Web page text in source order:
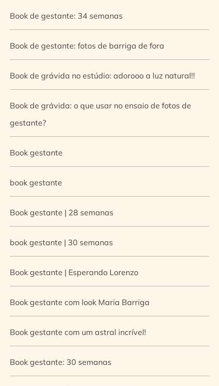
Book de gestante: 34 semanas
Book de gestante: fotos de barriga de fora
Book de grávida no estúdio: adorooo a luz natural!!
Book de grávida: o que usar no ensaio de fotos de
gestante?
Book gestante
book gestante
Book gestante | 28 semanas
book gestante | 30 semanas
Book gestante | Esperando Lorenzo
Book gestante com look Maria Barriga
Book gestante com um astral incrível!
Book gestante: 30 semanas